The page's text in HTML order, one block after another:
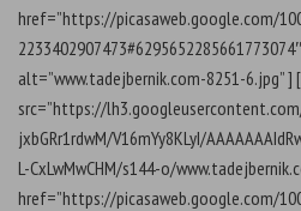
href=”https://picasaweb.google.com/
alt=”www.tadejbernik.com-8251-6.jpg” ]
src=”https://
jxbGRr1rdwM/V16mYy8KLyI/
L-CxLwMwCHM/s144-o/
href=”https://picasaweb.google.com/